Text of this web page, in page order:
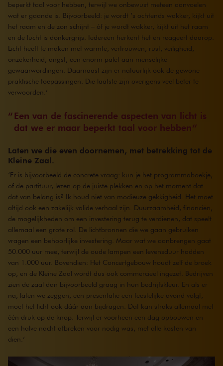
beperkt taal voor hebben, terwijl we onbewust meteen aanvoelen
wat er gaande is. Bijvoorbeeld: je wordt ’s ochtends wakker, kijkt uit
het raam en de zon schijnt – óf je wordt wakker, kijkt uit het raam
en de lucht is donkergrijs. Iedereen herkent het en reageert daarop.
Licht heeft te maken met warmte, vertrouwen, rust, veiligheid,
onzekerheid, angst, een enorm palet aan menselijke
gewaarwordingen. Daarnaast zijn er natuurlijk ook de gewone
praktische toepassingen. Die laatste zijn overigens veel beter te
verwoorden.’
Een van de fascinerende aspecten van licht is
dat we er maar beperkt taal voor hebben
Laten we die even doornemen, met betrekking tot de
Kleine Zaal.
‘Er is bijvoorbeeld de concrete vraag: kun je het programmaboekje,
of de partituur, lezen op de juiste plekken en op het moment dat
dat van belang is? Ik houd niet van modieuze gekkigheid. Het moet
altijd ook een zakelijk valide verhaal zijn. Duurzaamheid, financiën,
de mogelijkheden om een investering terug te verdienen, dat speelt
allemaal een grote rol. De lichtbronnen die we gaan gebruiken
vragen een behoorlijke investering. Maar wat we aanbrengen gaat
50.000 uur mee, terwijl de oude lampen een levensduur hadden
van 1.000 uur. Bovendien: Het Concertgebouw houdt zelf de broek
op, en de Kleine Zaal wordt dus ook commercieel ingezet. Bedrijven
zien de zaal dan bijvoorbeeld graag in hun bedrijfskleur. En als er
na, laten we zeggen, een presentatie een feestelijke avond volgt,
moet het licht ook dáár aan bijdragen. Dat kan straks allemaal met
één druk op de knop. Terwijl er voorheen een dag opbouwen en
een halve nacht afbreken voor nodig was, met alle kosten van
dien.’